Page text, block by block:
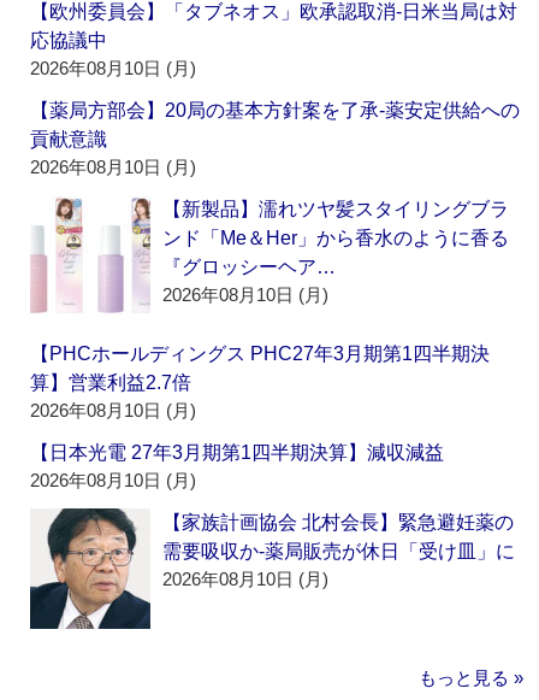
【欧州委員会】「タブネオス」欧承認取消‐日米当局は対
応協議中
2026年08月10日 (月)
【薬局方部会】20局の基本方針案を了承‐薬安定供給への
貢献意識
2026年08月10日 (月)
【新製品】濡れツヤ髪スタイリングブラ
ンド「Me＆Her」から香水のように香る
『グロッシーヘア…
2026年08月10日 (月)
【PHCホールディングス PHC27年3月期第1四半期決
算】営業利益2.7倍
2026年08月10日 (月)
【日本光電 27年3月期第1四半期決算】減収減益
2026年08月10日 (月)
【家族計画協会 北村会長】緊急避妊薬の
需要吸収か‐薬局販売が休日「受け皿」に
2026年08月10日 (月)
もっと見る »